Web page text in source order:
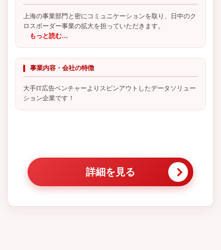
上海の事業部門と密にコミュニケーションを取り、日中のク
ロスボーダー事業の拡大を担っていただきます。
もっと読む…
事業内容・会社の特徴
大手IT広告ベンチャーよりスピンアウトしたデータソリュー
ション企業です！
詳細を見る